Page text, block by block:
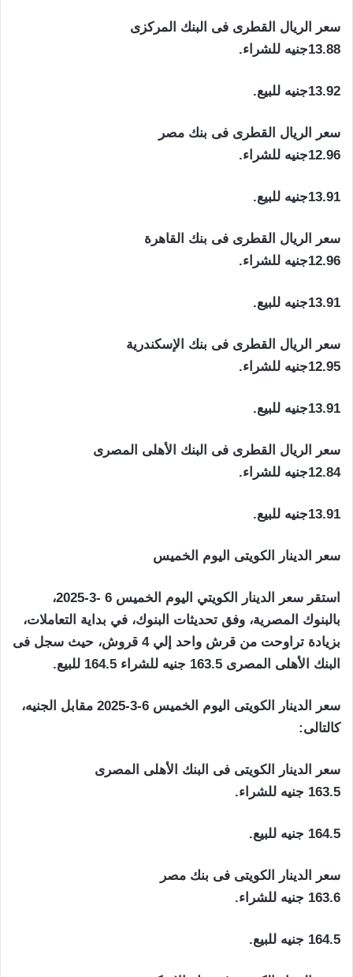
سعر الريال القطرى فى البنك المركزى
13.88جنيه للشراء.
13.92جنيه للبيع.
سعر الريال القطرى فى بنك مصر
12.96جنيه للشراء.
13.91جنيه للبيع.
سعر الريال القطرى فى بنك القاهرة
12.96جنيه للشراء.
13.91جنيه للبيع.
سعر الريال القطرى فى بنك الإسكندرية
12.95جنيه للشراء.
13.91جنيه للبيع.
سعر الريال القطرى فى البنك الأهلى المصرى
12.84جنيه للشراء.
13.91جنيه للبيع.
سعر الدينار الكويتى اليوم الخميس
استقر سعر الدينار الكويتي اليوم الخميس 6 -3-2025،
بالبنوك المصرية، وفق تحديثات البنوك، في بداية التعاملات،
بزيادة تراوحت من قرش واحد إلي 4 قروش، حيث سجل فى
البنك الأهلى المصرى 163.5 جنيه للشراء 164.5 للبيع.
سعر الدينار الكويتى اليوم الخميس 6-3-2025 مقابل الجنيه،
كالتالى:
سعر الدينار الكويتى فى البنك الأهلى المصرى
163.5 جنيه للشراء.
164.5 جنيه للبيع.
سعر الدينار الكويتى فى بنك مصر
163.6 جنيه للشراء.
164.5 جنيه للبيع.